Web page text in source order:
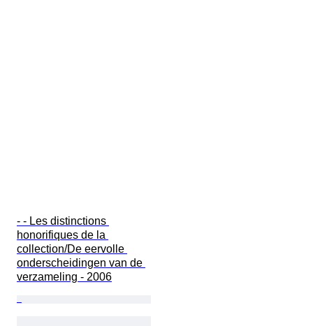
- - Les distinctions
honorifiques de la
collection/De eervolle
onderscheidingen van de
verzameling - 2006